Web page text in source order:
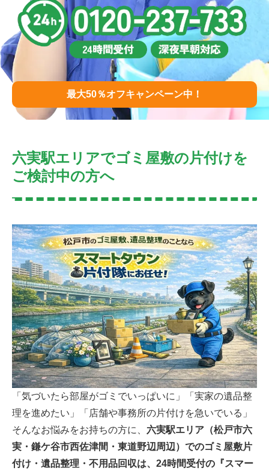
最大50％オフキャンペーン中！
六実駅エリアでゴミ屋敷の片付けを
ご検討中の方へ
「気づいたら部屋がゴミでいっぱいに」「実家の遺品整
理を進めたい」「店舗や事務所の片付けを急いでいる」
そんなお悩みをお持ちの方に、 六実駅エリア（松戸市六
実・鎌ケ谷市西佐津間・東道野辺周辺）でのゴミ屋敷片
付け・遺品整理・不用品回収は、24時間受付の『スマー